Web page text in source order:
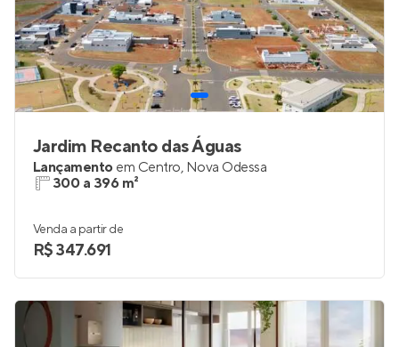
Jardim Recanto das Águas
Lançamento em Centro, Nova Odessa
300 a 396 m²
Venda a partir de
R$ 347.691